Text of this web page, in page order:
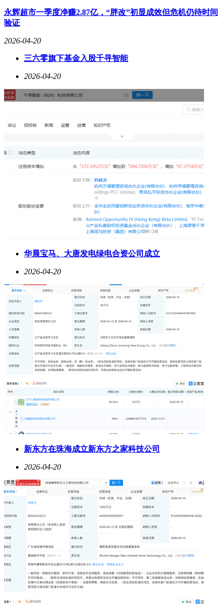
永辉超市一季度净赚2.87亿，“胖改”初显成效但危机仍待时间
验证
2026-04-20
三六零旗下基金入股千寻智能
2026-04-20
华晨宝马、大唐发电绿电合资公司成立
2026-04-20
新东方在珠海成立新东方之家科技公司
2026-04-20